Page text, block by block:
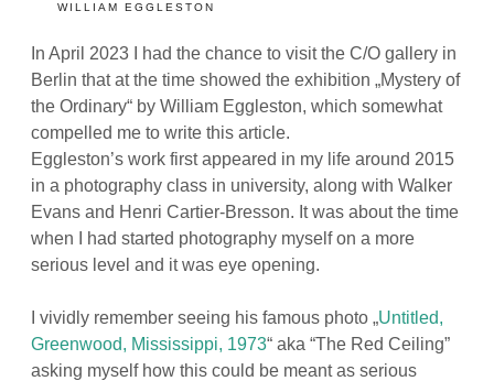
WILLIAM EGGLESTON
In April 2023 I had the chance to visit the C/O gallery in
Berlin that at the time showed the exhibition „Mystery of
the Ordinary“ by William Eggleston, which somewhat
compelled me to write this article.
Eggleston’s work first appeared in my life around 2015
in a photography class in university, along with Walker
Evans and Henri Cartier-Bresson. It was about the time
when I had started photography myself on a more
serious level and it was eye opening.
I vividly remember seeing his famous photo „Untitled,
Greenwood, Mississippi, 1973“ aka “The Red Ceiling”
asking myself how this could be meant as serious